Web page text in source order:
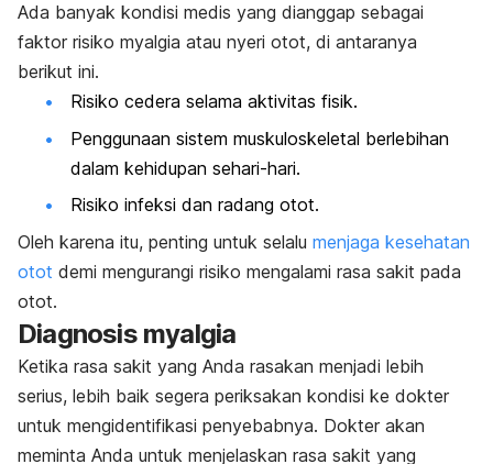
Ada banyak kondisi medis yang dianggap sebagai
faktor risiko myalgia atau nyeri otot, di antaranya
berikut ini.
Risiko cedera selama aktivitas fisik.
Penggunaan sistem muskuloskeletal berlebihan
dalam kehidupan sehari-hari.
Risiko infeksi dan radang otot.
Oleh karena itu, penting untuk selalu menjaga kesehatan
otot demi mengurangi risiko mengalami rasa sakit pada
otot.
Diagnosis myalgia
Ketika rasa sakit yang Anda rasakan menjadi lebih
serius, lebih baik segera periksakan kondisi ke dokter
untuk mengidentifikasi penyebabnya. Dokter akan
meminta Anda untuk menjelaskan rasa sakit yang